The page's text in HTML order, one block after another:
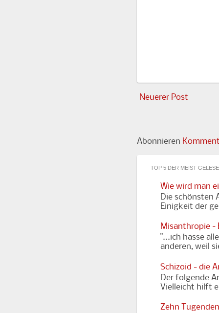
Neuerer Post
Abonnieren
TOP 5 DER MEIST
Wie wird man
Die schönsten
Einigkeit der
Misanthropie -
"...ich hasse
anderen, weil
Schizoid - die
Der folgende
Vielleicht hilft
Zehn